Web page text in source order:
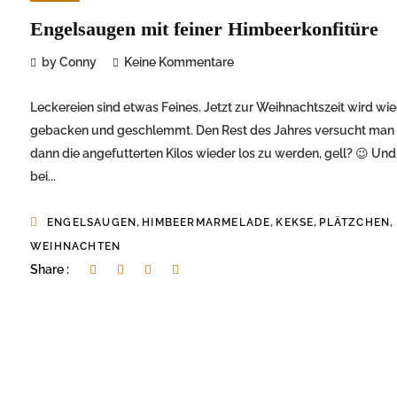
Engelsaugen mit feiner Himbeerkonfitüre
by Conny Keine Kommentare
Leckereien sind etwas Feines. Jetzt zur Weihnachtszeit wird
gebacken und geschlemmt. Den Rest des Jahres versucht man
dann die angefutterten Kilos wieder los zu werden, gell? 😉 Und
bei...
ENGELSAUGEN, HIMBEERMARMELADE, KEKSE, PLÄTZCHEN,
WEIHNACHTEN
Share :